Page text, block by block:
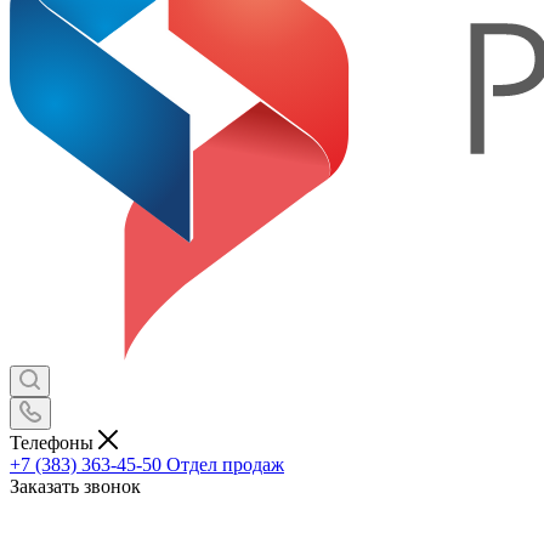
Телефоны
+7 (383) 363-45-50 Отдел продаж
Заказать звонок